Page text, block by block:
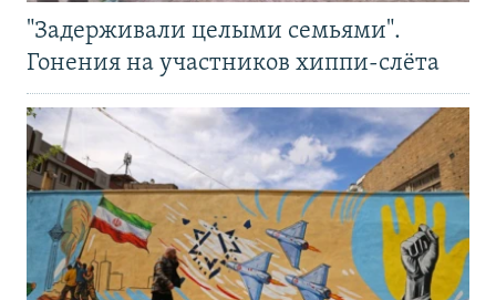
"Задерживали целыми семьями".
Гонения на участников хиппи-слёта